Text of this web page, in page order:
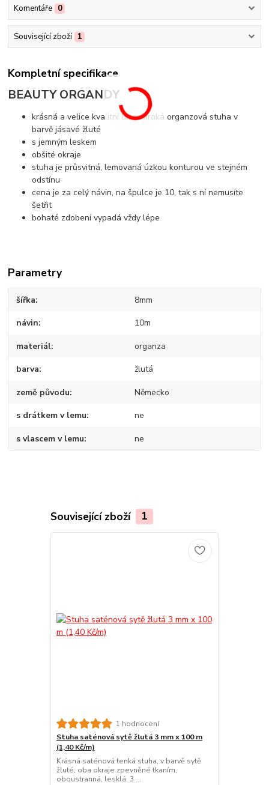
Komentáře 0
Související zboží 1
Kompletní specifikace
BEAUTY ORGANDY
krásná a velice kvalitní 8mm široká organzová stuha v
barvě jásavé žluté
s jemným leskem
obšité okraje
stuha je průsvitná, lemovaná úzkou konturou ve stejném
odstínu
cena je za celý návin, na špulce je 10, tak s ní nemusíte
šetřit
bohaté zdobení vypadá vždy lépe
Parametry
šířka 8mm
návin 10m
materiál organza
barva žlutá
země původu Německo
s drátkem v lemu ne
s vlascem v lemu ne
Související zboží 1
1 hodnocení
Stuha saténová sytě žlutá 3 mm x 100 m
(1,40 Kč/m)
Krásná saténová tenká stuha, v barvě sytě
žluté, oba okraje zpevněné tkaním,
oboustranná, lesklá. 3 ...